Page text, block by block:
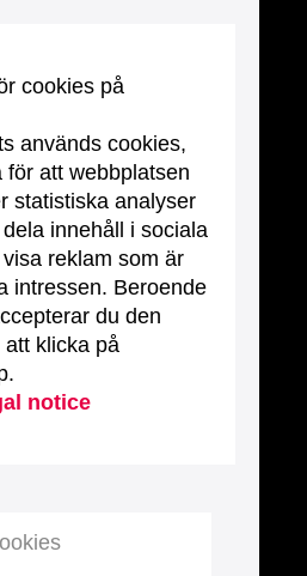
cookies på
används cookies,
att webbplatsen
statistiska analyser
innehåll i sociala
reklam som är
intressen. Beroende
du den
klicka på
notice